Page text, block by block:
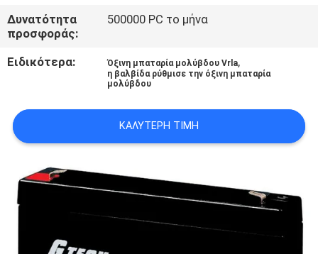
ΖΗΤΉΣΤΕ
ΜΙΑ
SITEMAP
ΠΟΛΙΤΙΚΉ
ΜΥΣΤΙΚΌΤΗΤΑΣ
Δυνατότητα
προσφοράς:
500000 PC το μήνα
Ειδικότερα: Όξινη μπαταρία μολύβδου Vrla,
η βαλβίδα ρύθμισε την όξινη μπαταρία
μολύβδου
ΚΑΛΎΤΕΡΗ ΤΙΜΉ